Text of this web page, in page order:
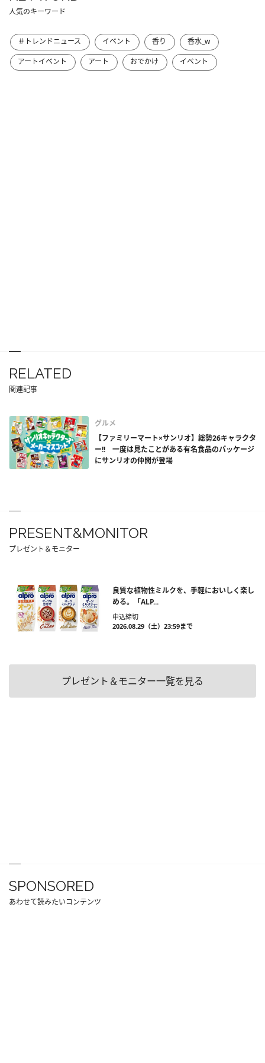
人気のキーワード
＃トレンドニュース イベント 香り
香水_w
アートイベント
アート おでかけ イベント
RELATED
関連記事
グルメ
【ファミリーマート×サンリオ】総勢26キャラクタ
ー!! 一度は見たことがある有名食品のパッケージ
にサンリオの仲間が登場
PRESENT&MONITOR
プレゼント＆モニター
良質な植物性ミルクを、手軽においしく楽し
める。「ALP...
申込締切
2026.08.29（土）23:59まで
プレゼント＆モニター一覧を見る
SPONSORED
あわせて読みたいコンテンツ